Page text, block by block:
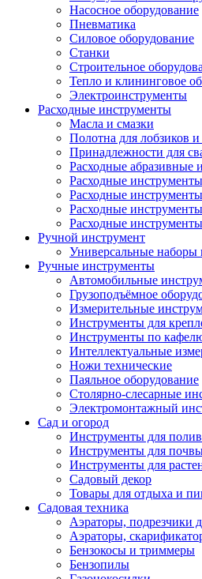
Насосное оборудование
Пневматика
Силовое оборудование
Станки
Строительное
Тепло и клининговое
Электроинструменты
Расходные инструменты
Масла и смазки
Полотна для лобзиков
Принадлежности для
Расходные абразивные
Расходные
Расходные
Расходные
Расходные
Ручной инструмент
Универсальные
Ручные инструменты
Автомобильные
Грузоподъёмное
Измерительные
Инструменты для
Инструменты по
Интеллектуальные
Ножи технические
Паяльное оборудование
Столярно-слесарные
Электромонтажный
Сад и огород
Инструменты для
Инструменты для
Инструменты для
Садовый декор
Товары для отдыха и
Садовая техника
Аэраторы, подрезчики
Аэраторы,
Бензокосы и триммеры
Бензопилы